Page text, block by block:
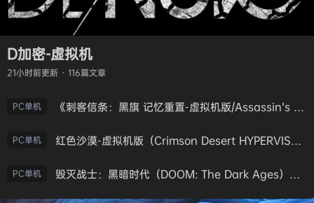
D加密-虚拟机
21小时前更新 · 116篇文章
PC单机 《刺客信条：黑旗 记忆重置-虚拟机版/Assassin’s Creed Black Flag Resynced HYPERVISOR》免安装中文版
PC单机 红色沙漠-虚拟机版（Crimson Desert HYPERVISOR）免安装中文版
PC单机 毁灭战士：黑暗时代（DOOM: The Dark Ages）免安装中文版